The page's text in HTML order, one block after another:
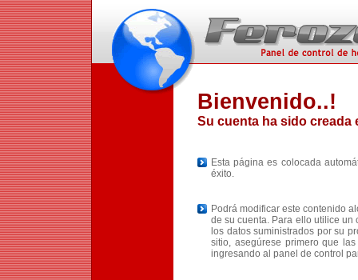
Bienvenido..!
Su cuenta ha sido creada
Esta página es colocada
éxito.
Podrá modificar este contenido
de su cuenta. Para ello utilice un
los datos suministrados por su
sitio, asegúrese primero que
ingresando al panel de control